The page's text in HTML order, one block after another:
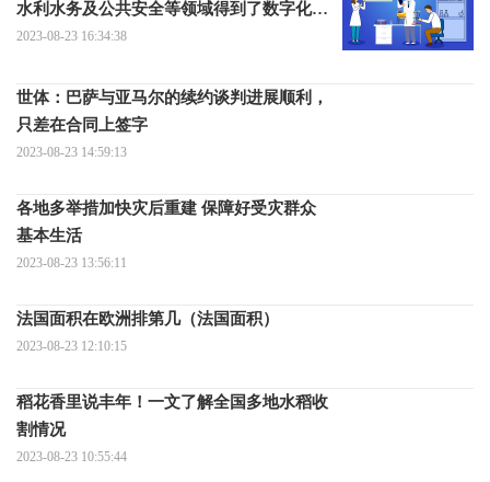
水利水务及公共安全等领域得到了数字化应
用
2023-08-23 16:34:38
世体：巴萨与亚马尔的续约谈判进展顺利，
只差在合同上签字
2023-08-23 14:59:13
各地多举措加快灾后重建 保障好受灾群众
基本生活
2023-08-23 13:56:11
法国面积在欧洲排第几（法国面积）
2023-08-23 12:10:15
稻花香里说丰年！一文了解全国多地水稻收
割情况
2023-08-23 10:55:44